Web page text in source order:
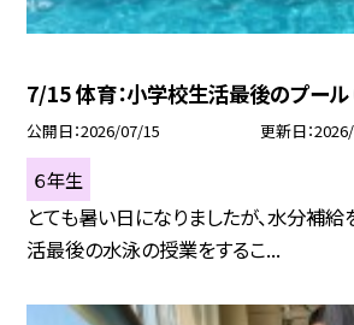
7/15 体育：小学校生活最後のプール（
公開日 2026/07/15 更新日
６年生
とても暑い日になりましたが、水分補
活最後の水泳の授業をするこ...